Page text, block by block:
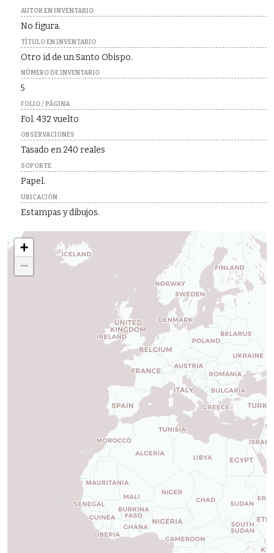
AUTOR EN INVENTARIO
No figura.
TÍTULO EN INVENTARIO
Otro id de un Santo Obispo.
NÚMERO DE INVENTARIO
5
FOLIO / PÁGINA
Fol. 432 vuelto
OBSERVACIONES
Tasado en 240 reales
SOPORTE
Papel.
UBICACIÓN
Estampas y dibujos.
+
−